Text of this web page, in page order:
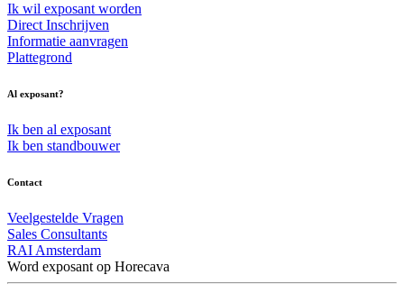
Ik wil exposant worden
Direct Inschrijven
Informatie aanvragen
Plattegrond
Al exposant?
Ik ben al exposant
Ik ben standbouwer
Contact
Veelgestelde Vragen
Sales Consultants
RAI Amsterdam
Word exposant op Horecava